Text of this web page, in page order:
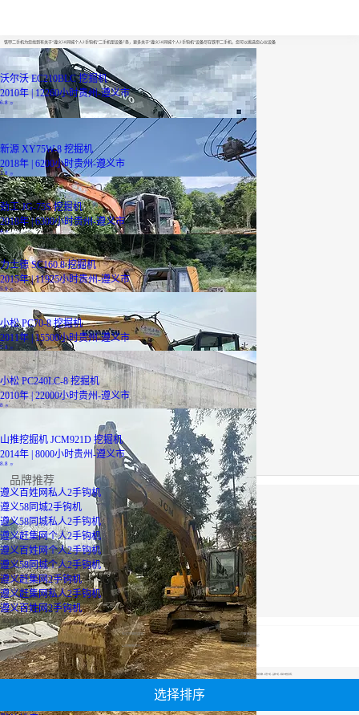
铁甲二手机为您找到有关于“遵义58同城个人2手钩机”二手机型设备7条，更多关于“遵义58同城个人2手钩机”设备尽在铁甲二手机，您可以挑选您心仪设备
沃尔沃 EC210BLC 挖掘机
2010年 | 12260小时贵州-遵义市
6.8 万
新源 XY75W-8 挖掘机
2018年 | 6200小时贵州-遵义市
3.8
劲工 JG-75S 挖掘机
2018年 | 6300小时贵州-遵义市
4万
力士德 SC160.8 挖掘机
2015年 | 11925小时贵州-遵义市
5.9万
小松 PC70-8 挖掘机
2011年 | 15500小时贵州-遵义市
5.8 万
小松 PC240LC-8 挖掘机
2010年 | 22000小时贵州-遵义市
8 万
山推挖掘机 JCM921D 挖掘机
2014年 | 8000小时贵州-遵义市
8.8 万
品牌推荐
遵义百姓网私人2手钩机
遵义58同城2手钩机
遵义58同城私人2手钩机
遵义赶集网个人2手钩机
遵义百姓网个人2手钩机
遵义58同城个人2手钩机
遵义赶集网2手钩机
遵义赶集网私人2手钩机
遵义百姓网2手钩机
最优设备
广西二手挖掘机 轮式挖掘机报价
履带式挖掘机价格 山河智能挖机报价表 二手压路机报价
小松60挖掘机价格
选择排序